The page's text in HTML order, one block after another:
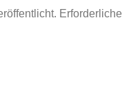
Erforderliche